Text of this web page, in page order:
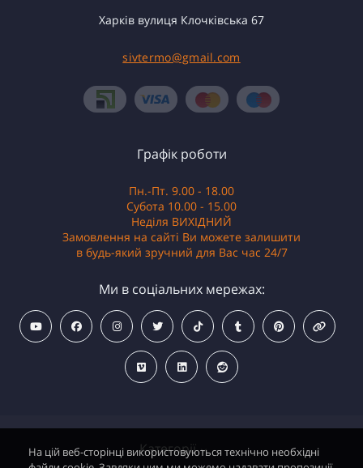
Харків вулиця Клочківська 67
sivtermo@gmail.com
Категорії
Графік роботи
Пн.-Пт. 9.00 - 18.00
Субота 10.00 - 15.00
Неділя ВИХІДНИЙ
Замовлення на сайті Ви можете залишити
в будь-який зручний для Вас час 24/7
Ми в соціальних мережах:
На цій веб-сторінці використовуються технічно необхідні